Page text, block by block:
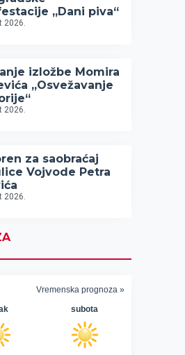
„Dani piva“
2026.
izložbe Momira
„Osvežavanje
2026.
za saobraćaj
Vojvode Petra
2026.